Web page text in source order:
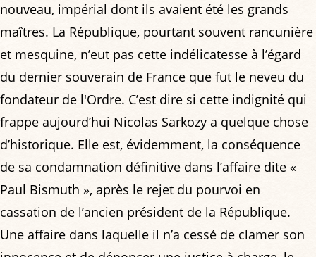
nouveau, impérial dont ils avaient été les grands
maîtres. La République, pourtant souvent rancunière
et mesquine, n’eut pas cette indélicatesse à l’égard
du dernier souverain de France que fut le neveu du
fondateur de l'Ordre. C’est dire si cette indignité qui
frappe aujourd’hui Nicolas Sarkozy a quelque chose
d’historique. Elle est, évidemment, la conséquence
de sa condamnation définitive dans l’affaire dite «
Paul Bismuth », après le rejet du pourvoi en
cassation de l’ancien président de la République.
Une affaire dans laquelle il n’a cessé de clamer son